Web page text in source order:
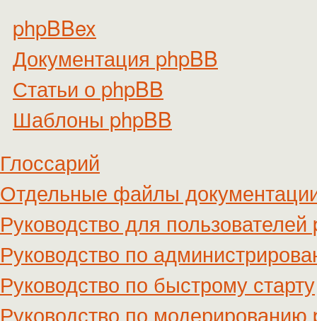
phpBBex
Документация phpBB
Статьи о phpBB
Шаблоны phpBB
Глоссарий
Отдельные файлы
Руководство для пользователей
Руководство по
Руководство по быстрому старту
Руководство по модерированию